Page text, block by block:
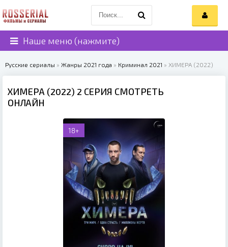
Наше меню (нажмите)
Русские сериалы » Жанры 2021 года » Криминал 2021 » ХИМЕРА (2022)
ХИМЕРА (2022) 2 СЕРИЯ СМОТРЕТЬ
ОНЛАЙН
18+